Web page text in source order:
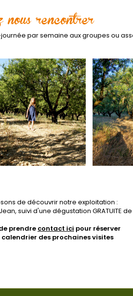
nous rencontrer
par semaine aux groupes ou
de découvrir notre exploitation :
suivi d'une dégustation GRATUITE
prendre contact ici pour réserver
des prochaines visites